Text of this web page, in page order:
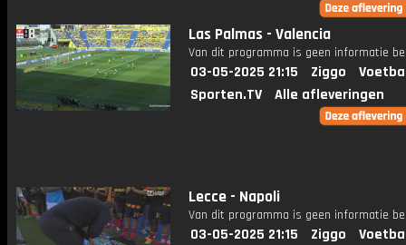
Las Palmas - Valencia
Van dit programma is geen informatie
03-05-2025 21:15 Ziggo
Sporten.TV
Alle afleveringen
Lecce - Napoli
Van dit programma is geen informatie
03-05-2025 21:15 Ziggo